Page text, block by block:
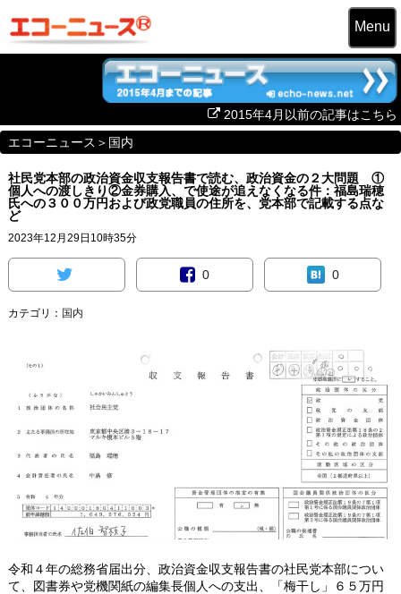
Menu
2015年4月以前の記事はこちら
エコーニュース ＞ 国内
社民党本部の政治資金収支報告書で読む、政治資金の２大問題 ①
個人への渡しきり②金券購入、で使途が追えなくなる件：福島瑞穂
氏への３００万円および政党職員の住所を、党本部で記載する点な
ど
2023年12月29日10時35分
0 0
カテゴリ： 国内
令和４年の総務省届出分、政治資金収支報告書の社民党本部につい
て、図書券や党機関紙の編集長個人への支出、「梅干し」６５万円